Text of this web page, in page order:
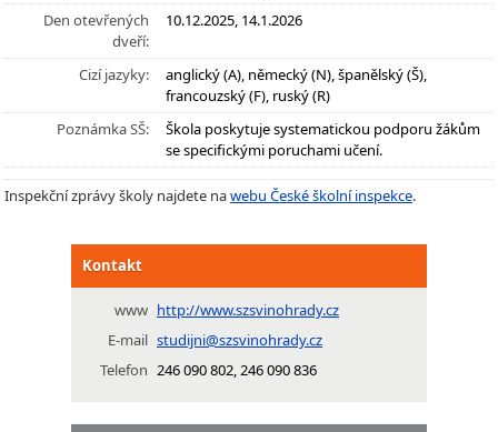
Den otevřených
dveří:
10.12.2025, 14.1.2026
Cizí jazyky:
anglický (A), německý (N), španělský (Š),
francouzský (F), ruský (R)
Poznámka SŠ:
Škola poskytuje systematickou podporu žákům
se specifickými poruchami učení.
Inspekční zprávy školy najdete nawebu České školní inspekce.
Kontakt
www http://www.szsvinohrady.cz
E-mail studijni@szsvinohrady.cz
Telefon 246 090 802, 246 090 836